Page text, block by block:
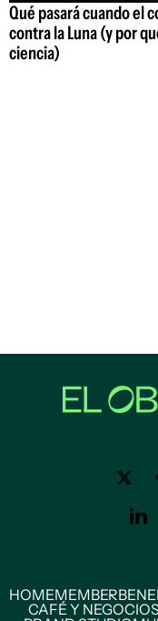
Qué pasará cuando el
contra la Luna (y por
ciencia)
HOMEMEMBER
CAFÉ Y NEGOCIOS